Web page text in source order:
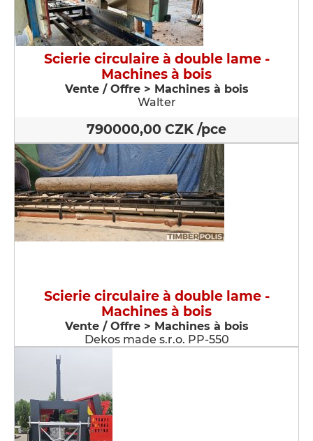
Scierie circulaire à double lame -
Machines à bois
Vente / Offre > Machines à bois
Walter
790000,00 CZK /pce
Scierie circulaire à double lame -
Machines à bois
Vente / Offre > Machines à bois
Dekos made s.r.o. PP-550